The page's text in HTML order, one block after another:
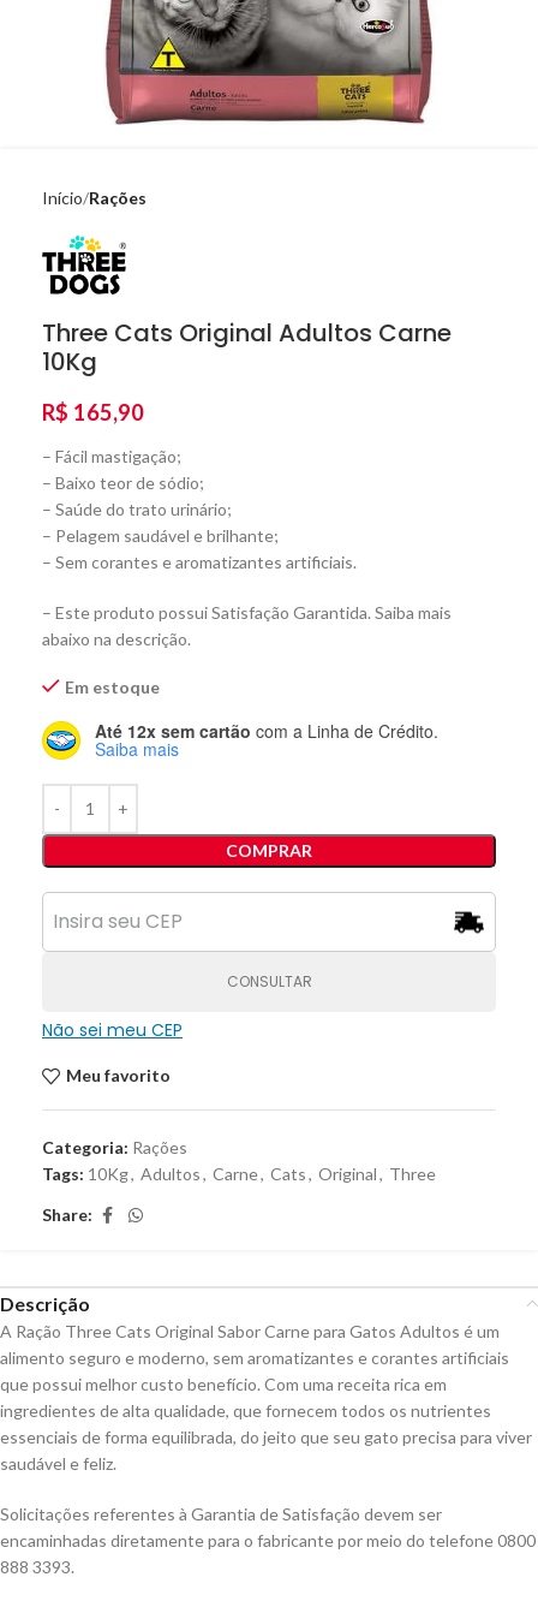
Início Rações
Three Cats Original Adultos Carne
10Kg
R$ 165,90
– Fácil mastigação;
– Baixo teor de sódio;
– Saúde do trato urinário;
– Pelagem saudável e brilhante;
– Sem corantes e aromatizantes artificiais.
– Este produto possui Satisfação Garantida. Saiba mais
abaixo na descrição.
Em estoque
Até 12x sem cartão com a Linha de Crédito.
Saiba mais
COMPRAR
CONSULTAR
Não sei meu CEP
Meu favorito
Categoria: Rações
Tags: 10Kg, Adultos, Carne, Cats, Original, Three
Share:
Descrição
A Ração Three Cats Original Sabor Carne para Gatos Adultos é um
alimento seguro e moderno, sem aromatizantes e corantes artificiais
que possui melhor custo benefício. Com uma receita rica em
ingredientes de alta qualidade, que fornecem todos os nutrientes
essenciais de forma equilibrada, do jeito que seu gato precisa para viver
saudável e feliz.
Solicitações referentes à Garantia de Satisfação devem ser
encaminhadas diretamente para o fabricante por meio do telefone 0800
888 3393.